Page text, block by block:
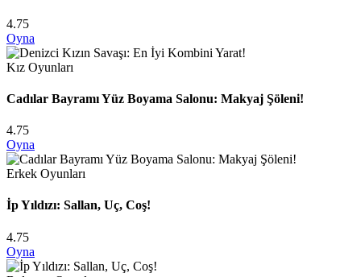
4.75
Oyna
Kız Oyunları
Cadılar Bayramı Yüz Boyama Salonu: Makyaj Şöleni!
4.75
Oyna
Erkek Oyunları
İp Yıldızı: Sallan, Uç, Coş!
4.75
Oyna